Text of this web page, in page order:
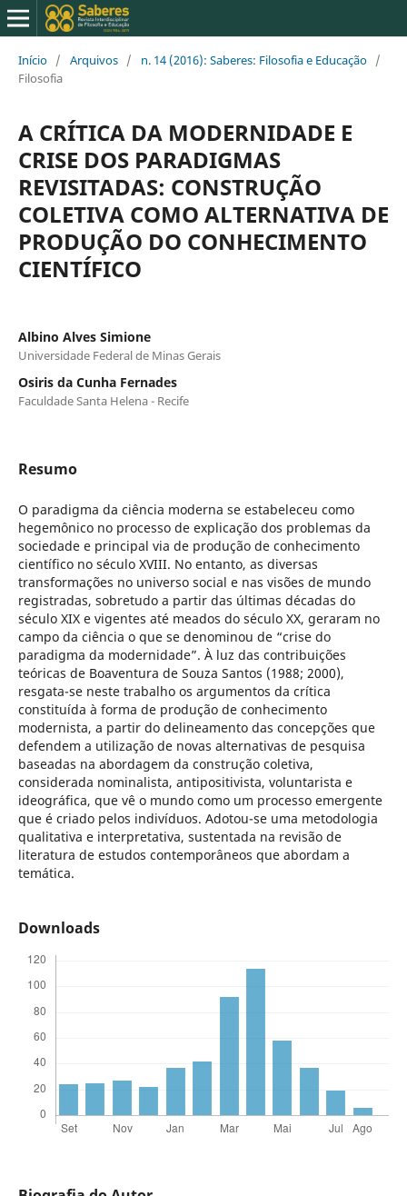
Início / Arquivos / n. 14 (2016): Saberes: Filosofia e Educação /
Filosofia
A CRÍTICA DA MODERNIDADE E
CRISE DOS PARADIGMAS
REVISITADAS: CONSTRUÇÃO
COLETIVA COMO ALTERNATIVA DE
PRODUÇÃO DO CONHECIMENTO
CIENTÍFICO
Albino Alves Simione
Universidade Federal de Minas Gerais
Osiris da Cunha Fernades
Faculdade Santa Helena - Recife
Resumo
O paradigma da ciência moderna se estabeleceu como
hegemônico no processo de explicação dos problemas da
sociedade e principal via de produção de conhecimento
científico no século XVIII. No entanto, as diversas
transformações no universo social e nas visões de mundo
registradas, sobretudo a partir das últimas décadas do
século XIX e vigentes até meados do século XX, geraram no
campo da ciência o que se denominou de “crise do
paradigma da modernidade”. À luz das contribuições
teóricas de Boaventura de Souza Santos (1988; 2000),
resgata-se neste trabalho os argumentos da crítica
constituída à forma de produção de conhecimento
modernista, a partir do delineamento das concepções que
defendem a utilização de novas alternativas de pesquisa
baseadas na abordagem da construção coletiva,
considerada nominalista, antipositivista, voluntarista e
ideográfica, que vê o mundo como um processo emergente
que é criado pelos indivíduos. Adotou-se uma metodologia
qualitativa e interpretativa, sustentada na revisão de
literatura de estudos contemporâneos que abordam a
temática.
Downloads